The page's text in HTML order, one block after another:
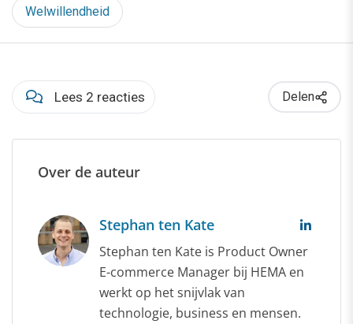
Welwillendheid
Lees 2 reacties Delen
Over de auteur
Stephan ten Kate
Stephan ten Kate is Product Owner
E-commerce Manager bij HEMA en
werkt op het snijvlak van
technologie, business en mensen.